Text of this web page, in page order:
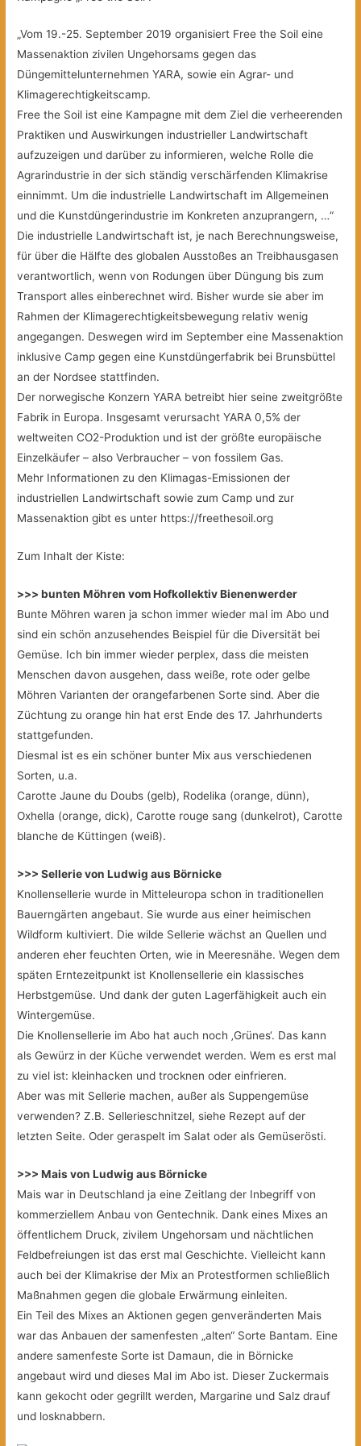
„Vom 19.-25. September 2019 organisiert Free the Soil eine
Massenaktion zivilen Ungehorsams gegen das
Düngemittelunternehmen YARA, sowie ein Agrar- und
Klimagerechtigkeitscamp.
Free the Soil ist eine Kampagne mit dem Ziel die verheerenden
Praktiken und Auswirkungen industrieller Landwirtschaft
aufzuzeigen und darüber zu informieren, welche Rolle die
Agrarindustrie in der sich ständig verschärfenden Klimakrise
einnimmt. Um die industrielle Landwirtschaft im Allgemeinen
und die Kunstdüngerindustrie im Konkreten anzuprangern, …“
Die industrielle Landwirtschaft ist, je nach Berechnungsweise,
für über die Hälfte des globalen Ausstoßes an Treibhausgasen
verantwortlich, wenn von Rodungen über Düngung bis zum
Transport alles einberechnet wird. Bisher wurde sie aber im
Rahmen der Klimagerechtigkeitsbewegung relativ wenig
angegangen. Deswegen wird im September eine Massenaktion
inklusive Camp gegen eine Kunstdüngerfabrik bei Brunsbüttel
an der Nordsee stattfinden.
Der norwegische Konzern YARA betreibt hier seine zweitgrößte
Fabrik in Europa. Insgesamt verursacht YARA 0,5% der
weltweiten CO2-Produktion und ist der größte europäische
Einzelkäufer – also Verbraucher – von fossilem Gas.
Mehr Informationen zu den Klimagas-Emissionen der
industriellen Landwirtschaft sowie zum Camp und zur
Massenaktion gibt es unter https://freethesoil.org
Zum Inhalt der Kiste:
>>> bunten Möhren vom Hofkollektiv Bienenwerder
Bunte Möhren waren ja schon immer wieder mal im Abo und
sind ein schön anzusehendes Beispiel für die Diversität bei
Gemüse. Ich bin immer wieder perplex, dass die meisten
Menschen davon ausgehen, dass weiße, rote oder gelbe
Möhren Varianten der orangefarbenen Sorte sind. Aber die
Züchtung zu orange hin hat erst Ende des 17. Jahrhunderts
stattgefunden.
Diesmal ist es ein schöner bunter Mix aus verschiedenen
Sorten, u.a.
Carotte Jaune du Doubs (gelb), Rodelika (orange, dünn),
Oxhella (orange, dick), Carotte rouge sang (dunkelrot), Carotte
blanche de Küttingen (weiß).
>>> Sellerie von Ludwig aus Börnicke
Knollensellerie wurde in Mitteleuropa schon in traditionellen
Bauerngärten angebaut. Sie wurde aus einer heimischen
Wildform kultiviert. Die wilde Sellerie wächst an Quellen und
anderen eher feuchten Orten, wie in Meeresnähe. Wegen dem
späten Erntezeitpunkt ist Knollensellerie ein klassisches
Herbstgemüse. Und dank der guten Lagerfähigkeit auch ein
Wintergemüse.
Die Knollensellerie im Abo hat auch noch ‚Grünes‘. Das kann
als Gewürz in der Küche verwendet werden. Wem es erst mal
zu viel ist: kleinhacken und trocknen oder einfrieren.
Aber was mit Sellerie machen, außer als Suppengemüse
verwenden? Z.B. Sellerieschnitzel, siehe Rezept auf der
letzten Seite. Oder geraspelt im Salat oder als Gemüserösti.
>>> Mais von Ludwig aus Börnicke
Mais war in Deutschland ja eine Zeitlang der Inbegriff von
kommerziellem Anbau von Gentechnik. Dank eines Mixes an
öffentlichem Druck, zivilem Ungehorsam und nächtlichen
Feldbefreiungen ist das erst mal Geschichte. Vielleicht kann
auch bei der Klimakrise der Mix an Protestformen schließlich
Maßnahmen gegen die globale Erwärmung einleiten.
Ein Teil des Mixes an Aktionen gegen genveränderten Mais
war das Anbauen der samenfesten „alten“ Sorte Bantam. Eine
andere samenfeste Sorte ist Damaun, die in Börnicke
angebaut wird und dieses Mal im Abo ist. Dieser Zuckermais
kann gekocht oder gegrillt werden, Margarine und Salz drauf
und losknabbern.